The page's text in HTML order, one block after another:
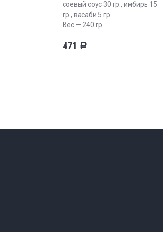
соевый соус 30 гр., имбирь 15
гр., васаби 5 гр.
Вес — 240 гр.
471 Р